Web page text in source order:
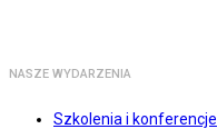
NASZE WYDARZENIA
Szkolenia i konferencje